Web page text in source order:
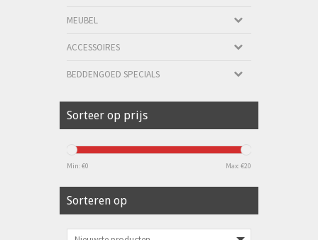
MEUBEL
ACCESSOIRES
BEDDENGOED SPECIALS
Sorteer op prijs
Min: €0 Max: €20
Sorteren op